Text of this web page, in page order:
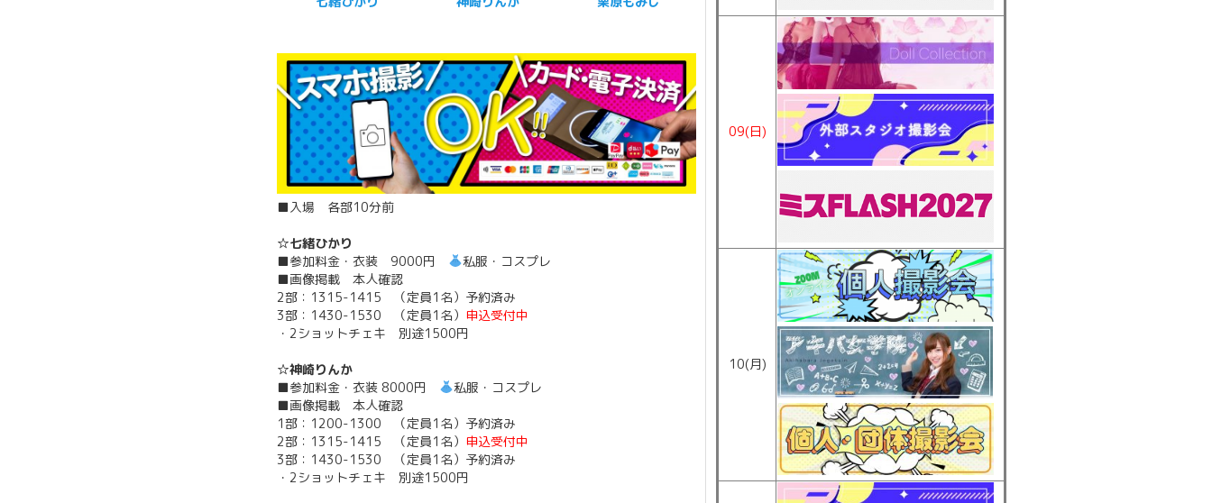
■入場 各部10分前
☆七緒ひかり
■参加料金・衣装 9000円
私服・コスプレ
■画像掲載 本人確認
2部：1315-1415 （定員1名）予約済み
3部：1430-1530 （定員1名） 申込受付中
・2ショットチェキ 別途1500円
☆神崎りんか
■参加料金・衣装 8000円
私服・コスプレ
■画像掲載 本人確認
1部：1200-1300 （定員1名）予約済み
2部：1315-1415 （定員1名） 申込受付中
3部：1430-1530 （定員1名）予約済み
・2ショットチェキ 別途1500円
09(日)
10(月)